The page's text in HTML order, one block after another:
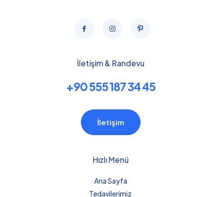
İletişim & Randevu
+90 555 187 34 45
İletişim
Hızlı Menü
Ana Sayfa
Tedavilerimiz